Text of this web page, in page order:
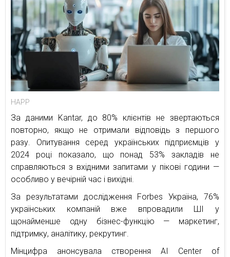
HAPP
За даними Kantar, до 80% клієнтів не звертаються
повторно, якщо не отримали відповідь з першого
разу. Опитування серед українських підприємців у
2024 році показало, що понад 53% закладів не
справляються з вхідними запитами у пікові години —
особливо у вечірній час і вихідні.
За результатами дослідження Forbes Україна, 76%
українських компаній вже впровадили ШІ у
щонайменше одну бізнес-функцію — маркетинг,
підтримку, аналітику, рекрутинг.
Мінцифра анонсувала створення AI Center of